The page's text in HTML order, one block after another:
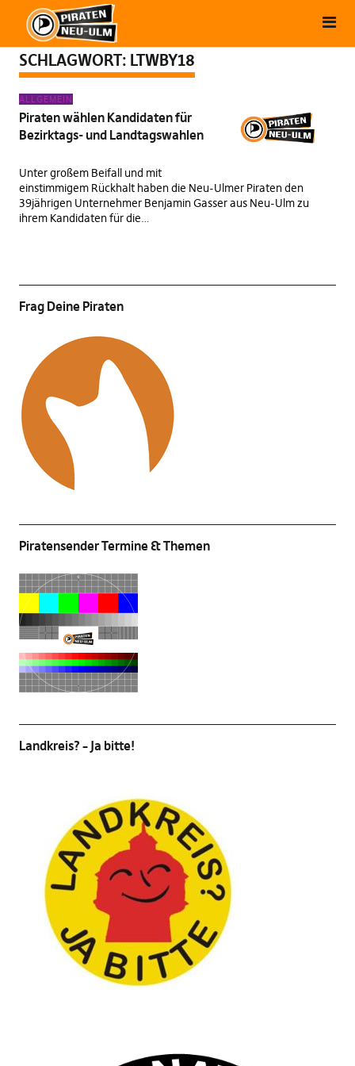
SCHLAGWORT: LTWBY18
ALLGEMEIN
Piraten wählen Kandidaten für
Bezirktags- und Landtagswahlen
Unter großem Beifall und mit
einstimmigem Rückhalt haben die Neu-Ulmer Piraten den
39jährigen Unternehmer Benjamin Gasser aus Neu-Ulm zu
ihrem Kandidaten für die…
Frag Deine Piraten
Piratensender Termine & Themen
Landkreis? – Ja bitte!